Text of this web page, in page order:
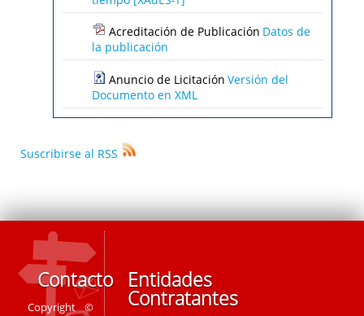
Acreditación de Publicación Datos de
la publicación
Anuncio de Licitación Versión del
Documento en XML
Suscribirse al RSS
Contacto
Copyright ©
Entidades
Contratantes